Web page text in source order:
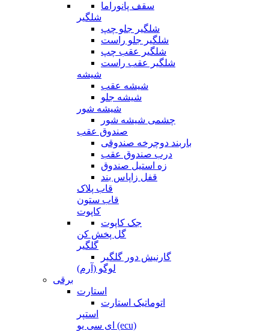
سقف پانوراما
شلگیر
شلگیر جلو چپ
شلگیر جلو راست
شلگیر عقب چپ
شلگیر عقب راست
شیشه
شیشه عقب
شیشه جلو
شیشه شور
چشمی شیشه شور
صندوق عقب
باربند دوچرخه صندوقی
درب صندوق عقب
زه استیل صندوق
قفل زاپاس بند
قاب پلاک
قاب ستون
کاپوت
جک کاپوت
گل پخش کن
گلگیر
گارنیش دور گلگیر
لوگو (آرم)
برقی
استارت
اتوماتیک استارت
استپر
ای سی یو (ecu)